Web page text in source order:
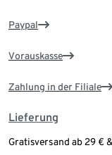
Paypal
Vorauskasse
Zahlung in der Filiale
Lieferung
Gratisversand ab 29 €